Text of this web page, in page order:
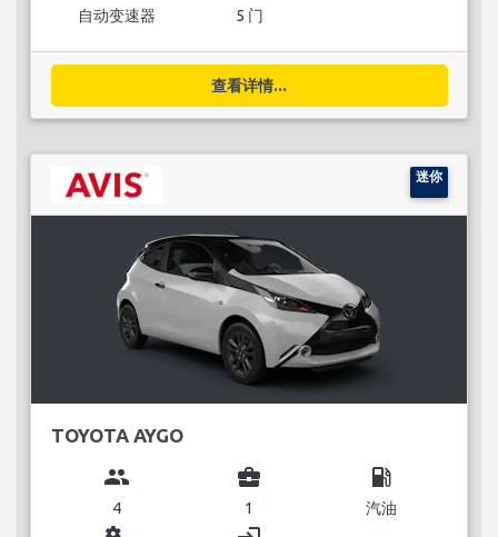
自动变速器 5 门
查看详情...
迷你
TOYOTA AYGO
group
4
business_center
1
local_gas_station
汽油